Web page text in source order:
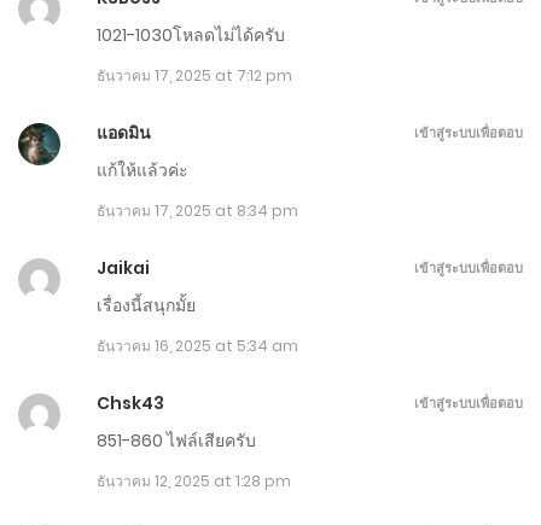
ตอนที่ 1271-1280
เมษายน 11, 2026
ตอนที่ 1261-1270
เมษายน 6, 2026
ตอนที่ 1251-1260
เมษายน 1, 2026
ตอนที่ 1231-1240
1021-1030โหลดไม่ได้ครับ
ธันวาคม 17, 2025 at 7:12 pm
แอดมิน
แก้ให้แล้วค่ะ
ธันวาคม 17, 2025 at 8:34 pm
เข้าสู่ระบบเพื่อตอบ
Jaikai
เรื่องนี้สนุกมั้ย
ธันวาคม 16, 2025 at 5:34 am
เข้าสู่ระบบเพื่อตอบ
Chsk43
851-860 ไฟล์เสียครับ
ธันวาคม 12, 2025 at 1:28 pm
เข้าสู่ระบบเพื่อตอบ